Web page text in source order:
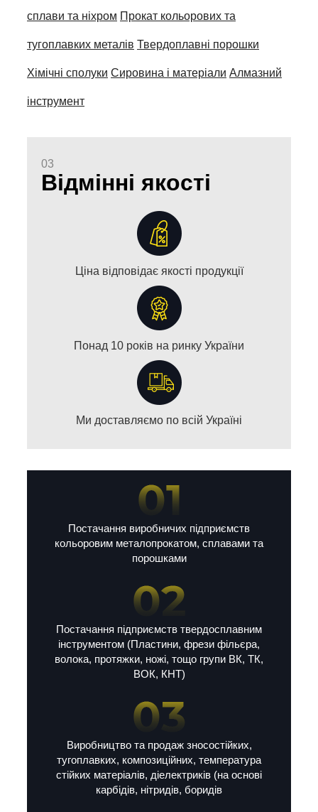
сплави та ніхром Прокат кольорових та
тугоплавких металів Твердоплавні порошки
Хімічні сполуки Сировина і матеріали Алмазний
інструмент
03
Відмінні якості
Ціна відповідає якості продукції
Понад 10 років на ринку України
Ми доставляємо по всій Україні
Постачання виробничих підприємств
кольоровим металопрокатом, сплавами та
порошками
Постачання підприємств твердосплавним
інструментом (Пластини, фрези фільєра,
волока, протяжки, ножі, тощо групи ВК, ТК,
ВОК, КНТ)
Виробництво та продаж зносостійких,
тугоплавких, композиційних, температура
стійких матеріалів, діелектриків (на основі
карбідів, нітридів, боридів